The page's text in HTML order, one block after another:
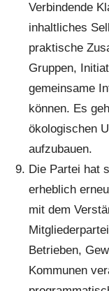
Verbindende
inhaltliches
praktische
Gruppen,
gemeinsame
können. Es
ökologischen
aufzubauen.
Die Partei hat
erheblich
mit dem
Betrieben,
Kommunen